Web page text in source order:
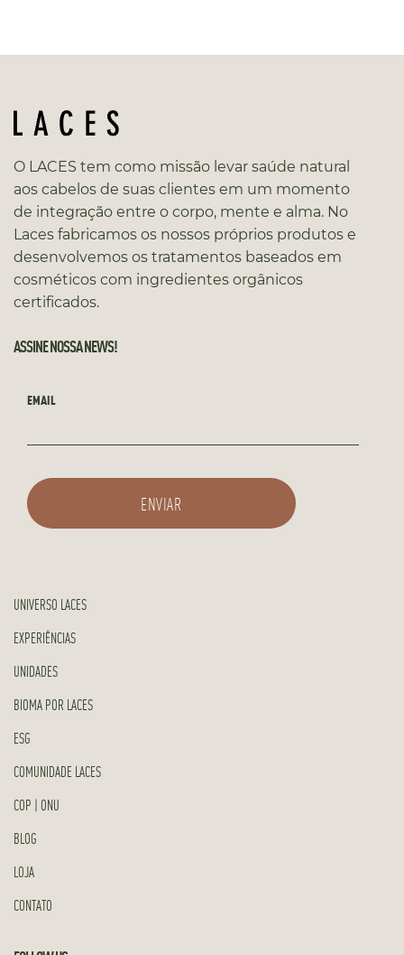
O LACES tem como missão levar saúde natural
aos cabelos de suas clientes em um momento
de integração entre o corpo, mente e alma. No
Laces fabricamos os nossos próprios produtos e
desenvolvemos os tratamentos baseados em
cosméticos com ingredientes orgânicos
certificados.
ASSINE NOSSA NEWS!
EMAIL
UNIVERSO LACES
EXPERIÊNCIAS
UNIDADES
BIOMA POR LACES
ESG
COMUNIDADE LACES
COP | ONU
BLOG
LOJA
CONTATO